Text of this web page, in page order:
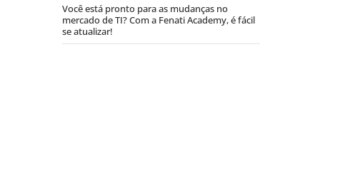
Você está pronto para as mudanças no
mercado de TI? Com a Fenati Academy, é fácil
se atualizar!